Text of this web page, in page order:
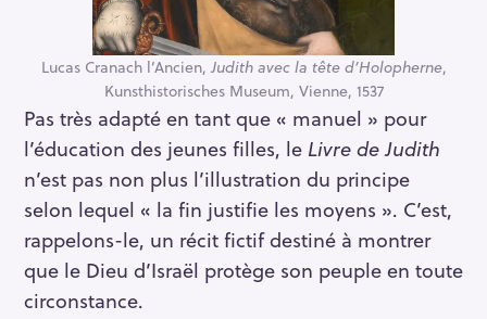
Lucas Cranach l’Ancien, Judith avec la tête d’Holopherne,
Kunsthistorisches Museum, Vienne, 1537
Pas très adapté en tant que « manuel » pour
l’éducation des jeunes filles, le Livre de Judith
n’est pas non plus l’illustration du principe
selon lequel « la fin justifie les moyens ». C’est,
rappelons-le, un récit fictif destiné à montrer
que le Dieu d’Israël protège son peuple en toute
circonstance.